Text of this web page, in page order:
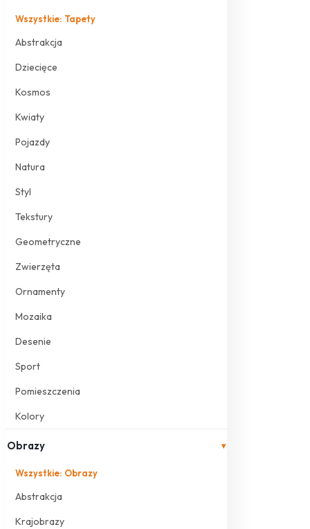
Wszystkie: Tapety
Abstrakcja
Dziecięce
Kosmos
Kwiaty
Pojazdy
Natura
Styl
Tekstury
Geometryczne
Zwierzęta
Ornamenty
Mozaika
Desenie
Sport
Pomieszczenia
Kolory
Obrazy ▾
Wszystkie: Obrazy
Abstrakcja
Krajobrazy